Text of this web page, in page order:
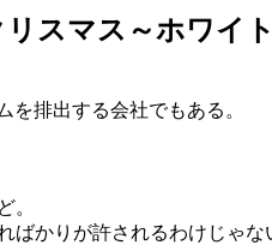
スマス～ホワイ
を排出する会社でもある。
。
かりが許されるわけじゃな